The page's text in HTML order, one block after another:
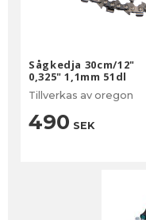
Sågkedja 30cm/12"
0,325" 1,1mm 51dl
Tillverkas av oregon
490 SEK